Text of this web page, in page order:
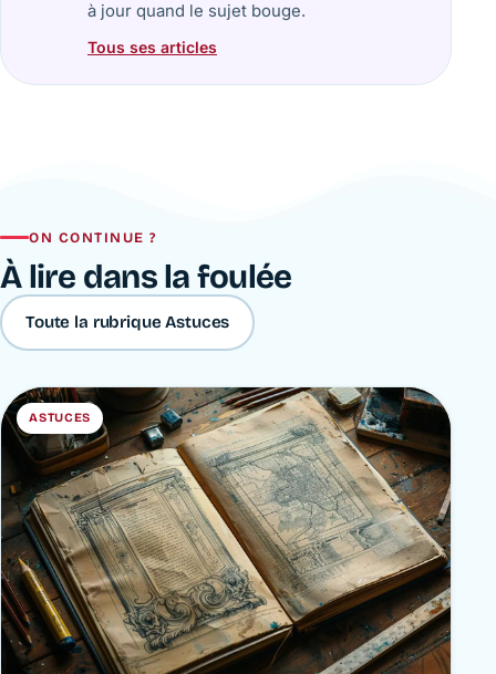
à jour quand le sujet bouge.
Tous ses articles
ON CONTINUE ?
À lire dans la foulée
Toute la rubrique Astuces
ASTUCES